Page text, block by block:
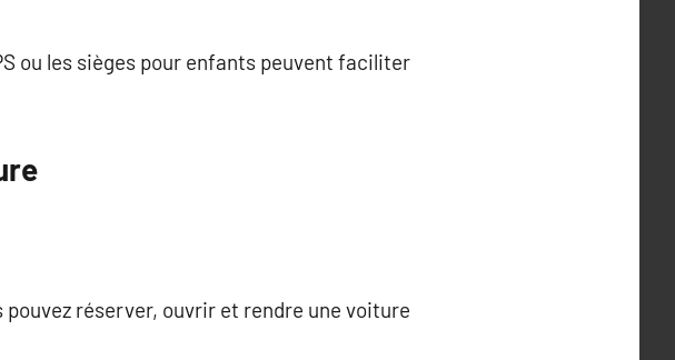
ou les sièges pour enfants peuvent faciliter
réserver, ouvrir et rendre une voiture